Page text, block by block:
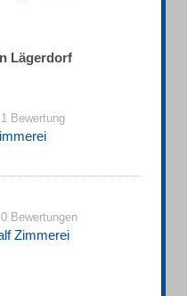
Lägerdorf
1 Bewertung
0 Bewertungen
Zimmerei